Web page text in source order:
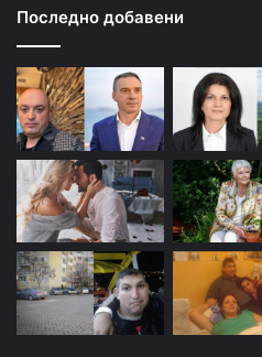
Последно добавени